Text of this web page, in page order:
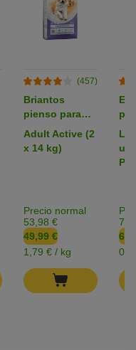
(457)
Briantos
pienso para
perros - Pack
Ahorro
Adult Active (2
x 14 kg)
Precio normal
53,98 €
49,99 €
1,79 € / kg
L: